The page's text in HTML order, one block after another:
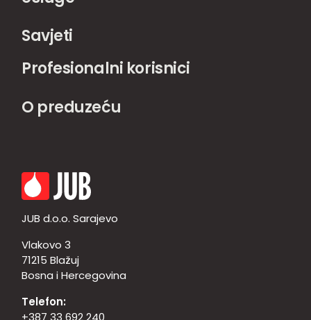
Savjeti
Profesionalni korisnici
O preduzeću
JUB d.o.o. Sarajevo
Vlakovo 3
71215 Blažuj
Bosna i Hercegovina
Telefon:
+387 33 692 240